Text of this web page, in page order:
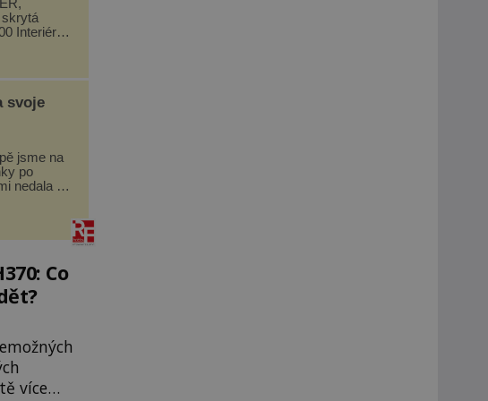
Interiéry
nejen
prvků.
svoje
jsme na
po
nedala a
se pro
v děsivý
Co
více